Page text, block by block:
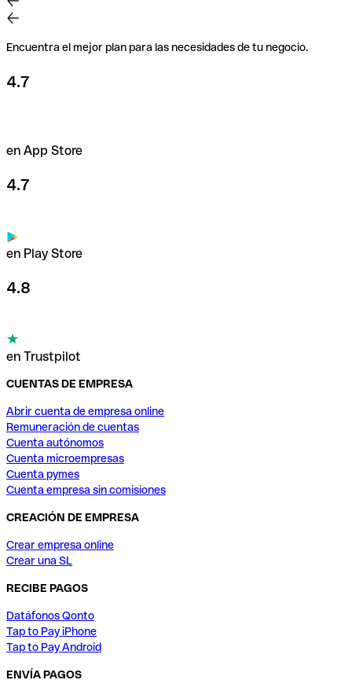
Encuentra el mejor plan para las necesidades de tu negocio.
4.7
en App Store
4.7
en Play Store
4.8
en Trustpilot
CUENTAS DE EMPRESA
Abrir cuenta de empresa online
Remuneración de cuentas
Cuenta autónomos
Cuenta microempresas
Cuenta pymes
Cuenta empresa sin comisiones
CREACIÓN DE EMPRESA
Crear empresa online
Crear una SL
RECIBE PAGOS
Datáfonos Qonto
Tap to Pay iPhone
Tap to Pay Android
ENVÍA PAGOS